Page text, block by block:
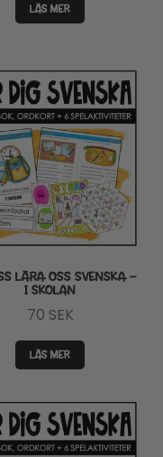
LÄS MER
LÄRA OSS SVENSKA –
I SKOLAN
70 SEK
LÄS MER